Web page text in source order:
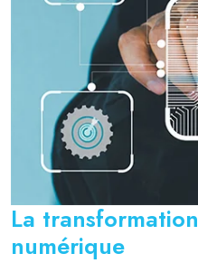
La transformation
numérique